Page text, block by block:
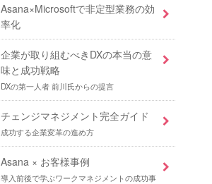
Asana×Microsoftで非定型業務の効
率化
企業が取り組むべきDXの本当の意
味と成功戦略
DXの第一人者 前川氏からの提言
チェンジマネジメント完全ガイド
成功する企業変革の進め方
Asana × お客様事例
導入前後で学ぶワークマネジメントの成功事